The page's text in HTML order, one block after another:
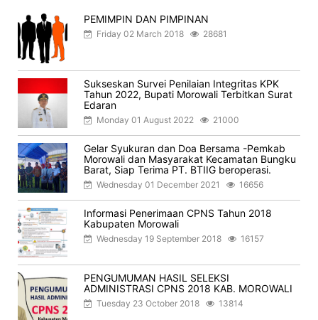
PEMIMPIN DAN PIMPINAN
Friday 02 March 2018 28681
Sukseskan Survei Penilaian Integritas KPK
Tahun 2022, Bupati Morowali Terbitkan Surat
Edaran
Monday 01 August 2022 21000
Gelar Syukuran dan Doa Bersama -Pemkab
Morowali dan Masyarakat Kecamatan Bungku
Barat, Siap Terima PT. BTIIG beroperasi.
Wednesday 01 December 2021 16656
Informasi Penerimaan CPNS Tahun 2018
Kabupaten Morowali
Wednesday 19 September 2018 16157
PENGUMUMAN HASIL SELEKSI
ADMINISTRASI CPNS 2018 KAB. MOROWALI
Tuesday 23 October 2018 13814